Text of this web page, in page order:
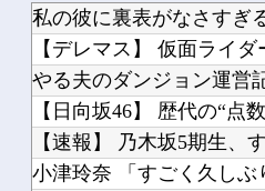
私の彼に裏表がなさすぎ